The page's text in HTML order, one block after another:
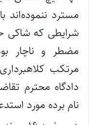
مسترد ننموده‌اند
شرایطی که
مضطر و ناچار
مرتکب
دادگاه محترم
نام برده مورد